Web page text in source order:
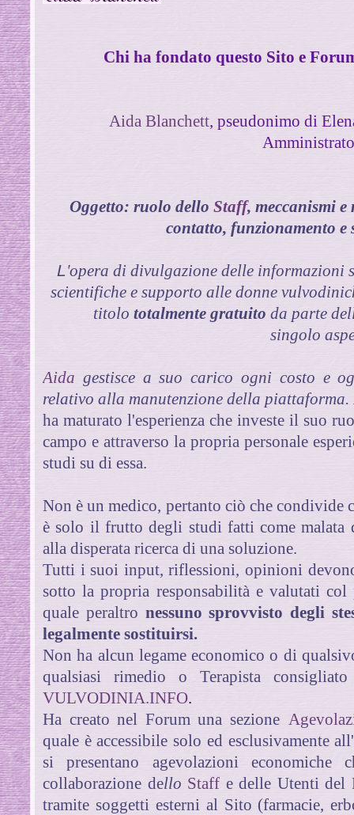
Chi ha fondato questo Sito e
Aida Blanchett, pseudonimo di
Oggetto: ruolo dello Staff, meccanismi
contatto, funzionamento e
L'opera di divulgazione delle
scientifiche e supporto alle donne
titolo totalmente gratuito da parte
singolo
Aida gestisce a suo carico ogni costo e
relativo alla manutenzione della piattaforma.
ha maturato l'esperienza che investe il suo
campo e attraverso la propria personale
studi su di essa.
Non è un medico, pertanto ciò che
è solo il frutto degli studi fatti come
alla disperata ricerca di una soluzione.
Tutti i suoi input, riflessioni, opinioni
sotto la propria responsabilità e valutati
quale peraltro nessuno sprovvisto degli
legalmente sostituirsi.
Non ha alcun legame economico o di
qualsiasi rimedio o Terapista
VULVODINIA.INFO.
Ha creato nel Forum una sezione
quale è accessibile solo ed esclusivamente
si presentano agevolazioni
collaborazione dello Staff e delle Utenti del
tramite soggetti esterni al Sito (farmacie,